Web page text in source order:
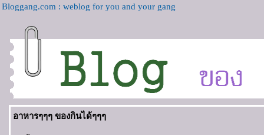
Bloggang.com : weblog for you and your gang
อาหารๆๆๆ ของกินได้ๆๆๆ